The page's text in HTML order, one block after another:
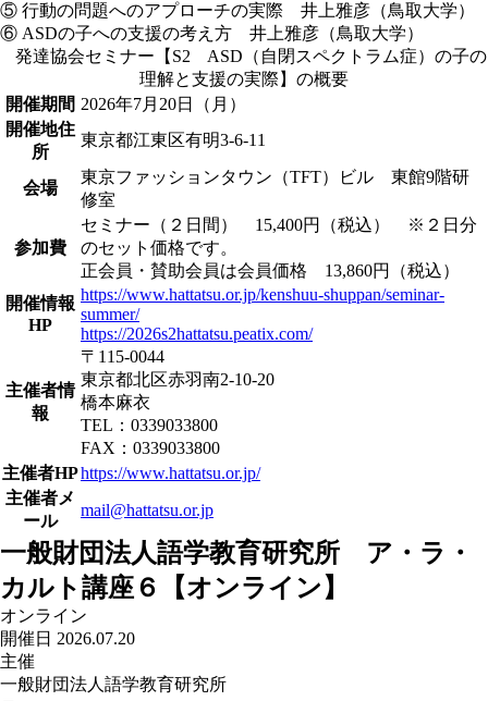
⑤ 行動の問題へのアプローチの実際 井上雅彦（鳥取大学）
⑥ ASDの子への支援の考え方 井上雅彦（鳥取大学）
発達協会セミナー【S2 ASD（自閉スペクトラム症）の子の
理解と支援の実際】の概要
開催期間 2026年7月20日（月）
開催地住
所
東京都江東区有明3-6-11
会場
東京ファッションタウン（TFT）ビル 東館9階研
修室
参加費
セミナー（２日間） 15,400円（税込） ※２日分
のセット価格です。
正会員・賛助会員は会員価格 13,860円（税込）
開催情報
HP
https://www.hattatsu.or.jp/kenshuu-shuppan/seminar-
summer/
https://2026s2hattatsu.peatix.com/
主催者情
報
〒115-0044
東京都北区赤羽南2-10-20
橋本麻衣
TEL：0339033800
FAX：0339033800
主催者HPhttps://www.hattatsu.or.jp/
主催者メ
ール
mail@hattatsu.or.jp
一般財団法人語学教育研究所 ア・ラ・
カルト講座６【オンライン】
オンライン
開催日 2026.07.20
主催
一般財団法人語学教育研究所